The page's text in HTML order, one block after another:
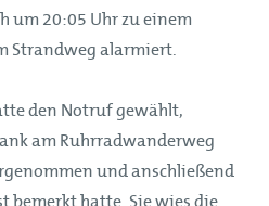
um 20:05 Uhr zu einem
Strandweg alarmiert.
den Notruf gewählt,
am Ruhrradwanderweg
und anschließend
bemerkt hatte. Sie wies die